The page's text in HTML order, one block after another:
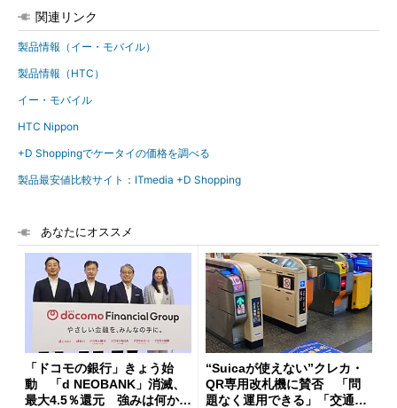
関連リンク
製品情報（イー・モバイル）
製品情報（HTC）
イー・モバイル
HTC Nippon
+D Shoppingでケータイの価格を調べる
製品最安値比較サイト：ITmedia +D Shopping
あなたにオススメ
「ドコモの銀行」きょう始
動 「d NEOBANK」消滅、
最大4.5％還元 強みは何か解
“Suicaが使えない”クレカ・
QR専用改札機に賛否 「問
題なく運用できる」「交通系I